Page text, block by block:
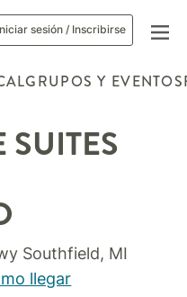
sesión / Inscribirse
GRUPOS Y EVENTOS
SUITES
Southfield, MI
llegar